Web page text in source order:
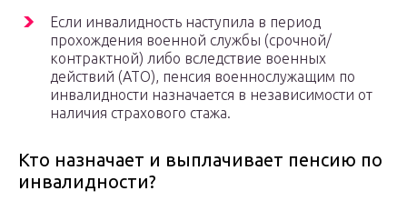
Если инвалидность наступила в период
прохождения военной службы (срочной/
контрактной) либо вследствие военных
действий (АТО), пенсия военнослужащим по
инвалидности назначается в независимости от
наличия страхового стажа.
Кто назначает и выплачивает пенсию по
инвалидности?